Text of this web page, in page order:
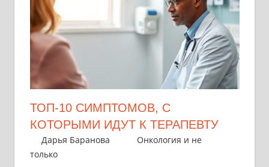
ТОП-10 СИМПТОМОВ, С
КОТОРЫМИ ИДУТ К ТЕРАПЕВТУ
26 сентября 2025
Дарья Баранова
Онкология и не
только